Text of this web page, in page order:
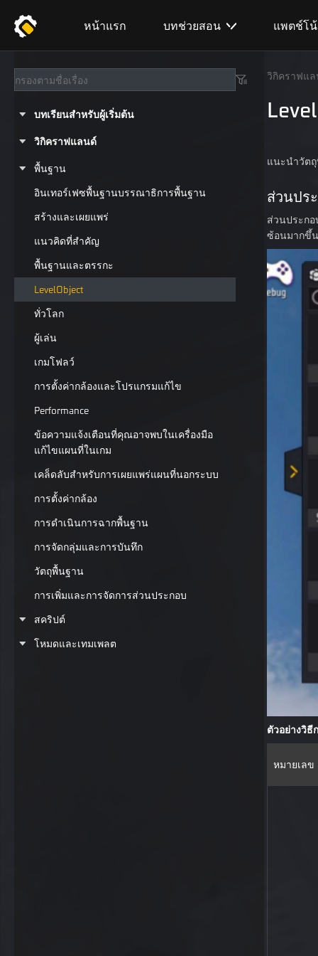
หน้าแรก บทช่วยสอน แพตช์โ
บทเรียนสำหรับผู้เริ่มต้น
วิกิคราฟแลนด์
พื้นฐาน
อินเทอร์เฟซพื้นฐานบรรณาธิการพื้นฐาน
สร้างและเผยแพร่
แนวคิดที่สำคัญ
พื้นฐานและตรรกะ
LevelObject
ทั่วโลก
ผู้เล่น
เกมโฟลว์
การตั้งค่ากล้องและโปรแกรมแก้ไข
Performance
ข้อความแจ้งเตือนที่คุณอาจพบในเครื่องมือ
แก้ไขแผนที่ในเกม
เคล็ดลับสำหรับการเผยแพร่แผนที่นอกระบบ
การตั้งค่ากล้อง
การดำเนินการฉากพื้นฐาน
การจัดกลุ่มและการบันทึก
วัตถุพื้นฐาน
การเพิ่มและการจัดการส่วนประกอบ
สคริปต์
โหมดและเทมเพลต
วิกิคราฟแ
แนะนำวัตถุ
ส่วนปร
ส่วนประกอ
ซ้อนมากขึ้น
ตัวอย่างวิธี
หมายเลข